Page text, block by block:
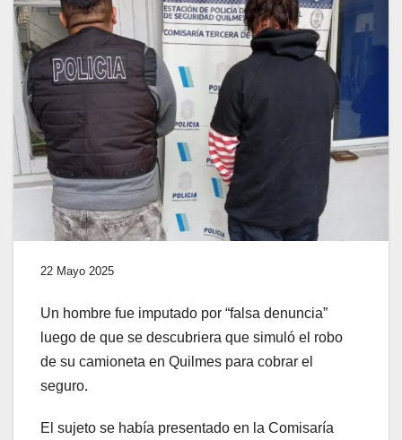
22 Mayo 2025
Un hombre fue imputado por “falsa denuncia”
luego de que se descubriera que simuló el robo
de su camioneta en Quilmes para cobrar el
seguro.
El sujeto se había presentado en la Comisaría